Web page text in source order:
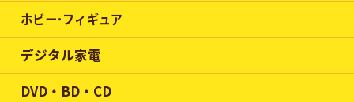
ホビー･フィギュア
デジタル家電
DVD・BD・CD